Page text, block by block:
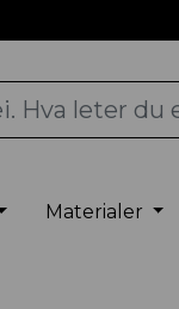
Materialer